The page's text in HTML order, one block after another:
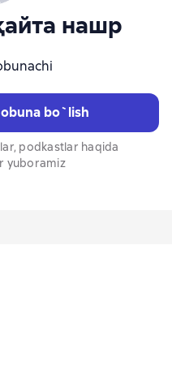
нашр
bo`lish
podkastlar haqida
yuboramiz